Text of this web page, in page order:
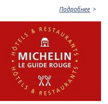
Подробнее